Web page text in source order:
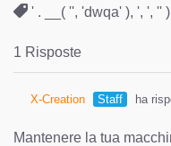
' . __( '', 'dwqa' ), ', ', ''
1 Risposte
X-Creation Staff ha
Mantenere la tua